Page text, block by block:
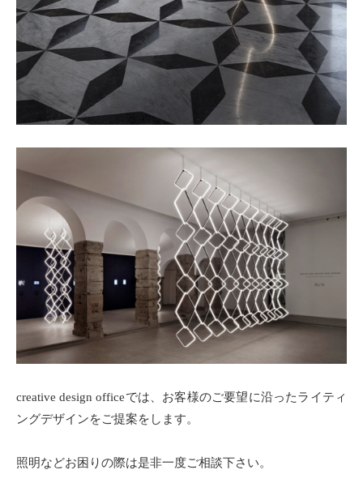
creative design officeでは、お客様のご要望に沿ったライティ
ングデザインをご提案をします。
照明などお困りの際は是非一度ご相談下さい。